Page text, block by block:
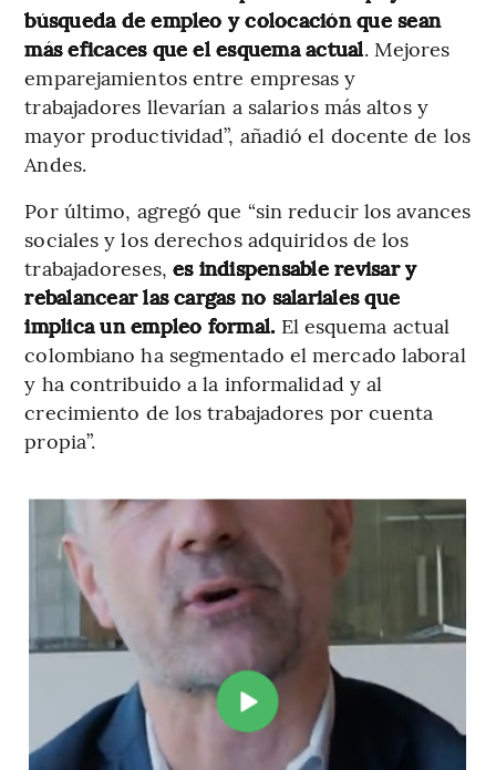
búsqueda de empleo y colocación que sean
más eficaces que el esquema actual. Mejores
emparejamientos entre empresas y
trabajadores llevarían a salarios más altos y
mayor productividad”, añadió el docente de los
Andes.
Por último, agregó que “sin reducir los avances
sociales y los derechos adquiridos de los
trabajadoreses, es indispensable revisar y
rebalancear las cargas no salariales que
implica un empleo formal. El esquema actual
colombiano ha segmentado el mercado laboral
y ha contribuido a la informalidad y al
crecimiento de los trabajadores por cuenta
propia”.